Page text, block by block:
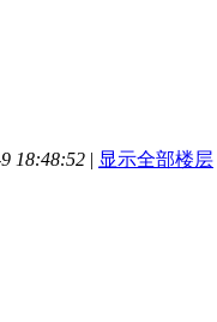
18:48:52 | 显示全部楼层